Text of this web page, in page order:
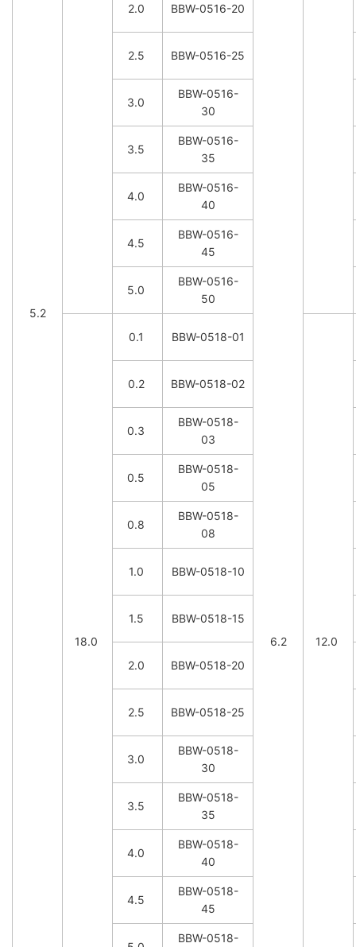
5.2
6.2
2.0 BBW-0516-20
2.5 BBW-0516-25
3.0
BBW-0516-
30
3.5
BBW-0516-
35
4.0
BBW-0516-
40
4.5
BBW-0516-
45
5.0
BBW-0516-
50
18.0
0.1 BBW-0518-01
12.0
0.2 BBW-0518-02
0.3
BBW-0518-
03
0.5
BBW-0518-
05
0.8
BBW-0518-
08
1.0 BBW-0518-10
1.5 BBW-0518-15
2.0 BBW-0518-20
2.5 BBW-0518-25
3.0
BBW-0518-
30
3.5
BBW-0518-
35
4.0
BBW-0518-
40
4.5
BBW-0518-
45
BBW-0518-